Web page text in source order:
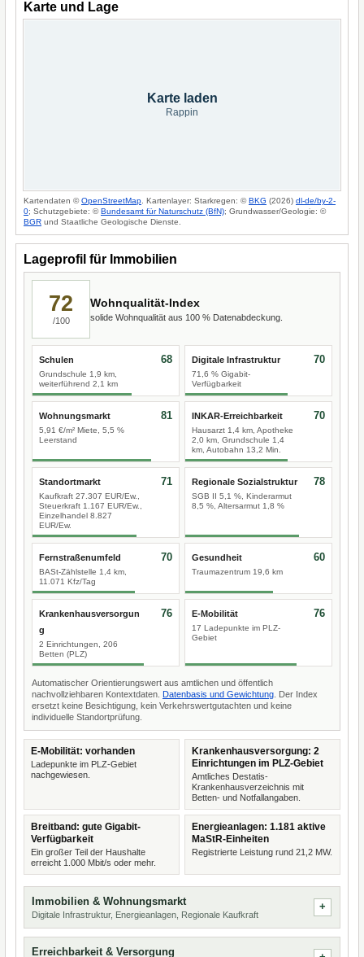
Karte und Lage
Karte laden
Rappin
Kartendaten ©OpenStreetMap . Kartenlayer: Starkregen: ©BKG (2026) dl-de/by-2-
0; Schutzgebiete: ©Bundesamt für Naturschutz (BfN); Grundwasser/Geologie: ©
BGR und Staatliche Geologische Dienste.
Lageprofil für Immobilien
72
/100
Wohnqualität-Index
solide Wohnqualität aus 100 % Datenabdeckung.
Schulen
Grundschule 1,9 km,
weiterführend 2,1 km
68 Digitale Infrastruktur
71,6 % Gigabit-
Verfügbarkeit
70
Wohnungsmarkt
5,91 €/m² Miete, 5,5 %
Leerstand
81 INKAR-Erreichbarkeit
Hausarzt 1,4 km, Apotheke
2,0 km, Grundschule 1,4
km, Autobahn 13,2 Min.
70
Standortmarkt
Kaufkraft 27.307 EUR/Ew.,
Steuerkraft 1.167 EUR/Ew.,
Einzelhandel 8.827
EUR/Ew.
71 Regionale Sozialstruktur
SGB II 5,1 %, Kinderarmut
8,5 %, Altersarmut 1,8 %
78
Fernstraßenumfeld
BASt-Zählstelle 1,4 km,
11.071 Kfz/Tag
70 Gesundheit
Traumazentrum 19,6 km
60
Krankenhausversorgun
g
2 Einrichtungen, 206
Betten (PLZ)
76 E-Mobilität
17 Ladepunkte im PLZ-
Gebiet
76
Automatischer Orientierungswert aus amtlichen und öffentlich
nachvollziehbaren Kontextdaten. Datenbasis und Gewichtung . Der Index
ersetzt keine Besichtigung, kein Verkehrswertgutachten und keine
individuelle Standortprüfung.
E-Mobilität: vorhanden
Ladepunkte im PLZ-Gebiet
nachgewiesen.
Krankenhausversorgung: 2
Einrichtungen im PLZ-Gebiet
Amtliches Destatis-
Krankenhausverzeichnis mit
Betten- und Notfallangaben.
Breitband: gute Gigabit-
Verfügbarkeit
Ein großer Teil der Haushalte
erreicht 1.000 Mbit/s oder mehr.
Energieanlagen: 1.181 aktive
MaStR-Einheiten
Registrierte Leistung rund 21,2 MW.
Immobilien & Wohnungsmarkt
Digitale Infrastruktur, Energieanlagen, Regionale Kaufkraft
Erreichbarkeit & Versorgung